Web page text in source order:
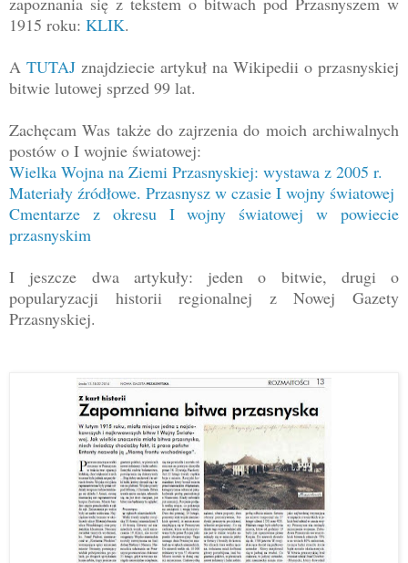
1915 roku: KLIK.
A TUTAJ znajdziecie artykuł na Wikipedii o przasnyskiej
bitwie lutowej sprzed 99 lat.
Zachęcam Was także do zajrzenia do moich archiwalnych
postów o I wojnie światowej:
Wielka Wojna na Ziemi Przasnyskiej: wystawa z 2005 r.
Materiały źródłowe. Przasnysz w czasie I wojny światowej
Cmentarze z okresu I wojny światowej w powiecie
przasnyskim
I jeszcze dwa artykuły: jeden o bitwie, drugi o
popularyzacji historii regionalnej z Nowej Gazety
Przasnyskiej.